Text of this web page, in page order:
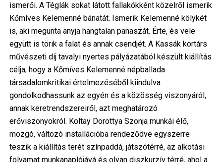
ismerői. A Téglák sokat látott fallakókként közelről ismerik
Kőmíves Kelemenné bánatát. Ismerik Kelemenné kölykét
is, aki megunta anyja hangtalan panaszát. Érte, és vele
együtt is törik a falat és annak csendjét. A Kassák kortárs
művészeti díj tavalyi nyertes pályázatából készült kiállítás
célja, hogy a Kőmíves Kelemenné népballada
társadalomkritikai értelmezéséből kiindulva
gondolkodhassunk az egyén és a közösség viszonyáról,
annak keretrendszereiről, azt meghatározó
erőviszonyokról. Koltay Dorottya Szonja munkái élő,
mozgó, változó installációba rendeződve egyszerre
teszik a kiállítás terét színpaddá, játszótérré, az alkotási
folyamat munkanaplójává és olyan diszkurzív térré, ahol a